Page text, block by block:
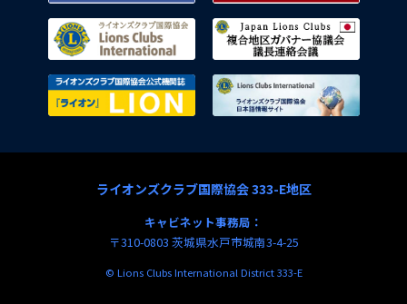
ライオンズクラブ国際協会
ライオンズクラブ国際協会公式機関
ライオンズクラブ国際協会 333-E地区
キャビネット事務局：
〒310-0803 茨城県水戸市城南3-4-25
© Lions Clubs International District 333-E